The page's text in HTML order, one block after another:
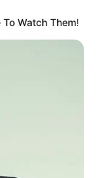
Watch Them!